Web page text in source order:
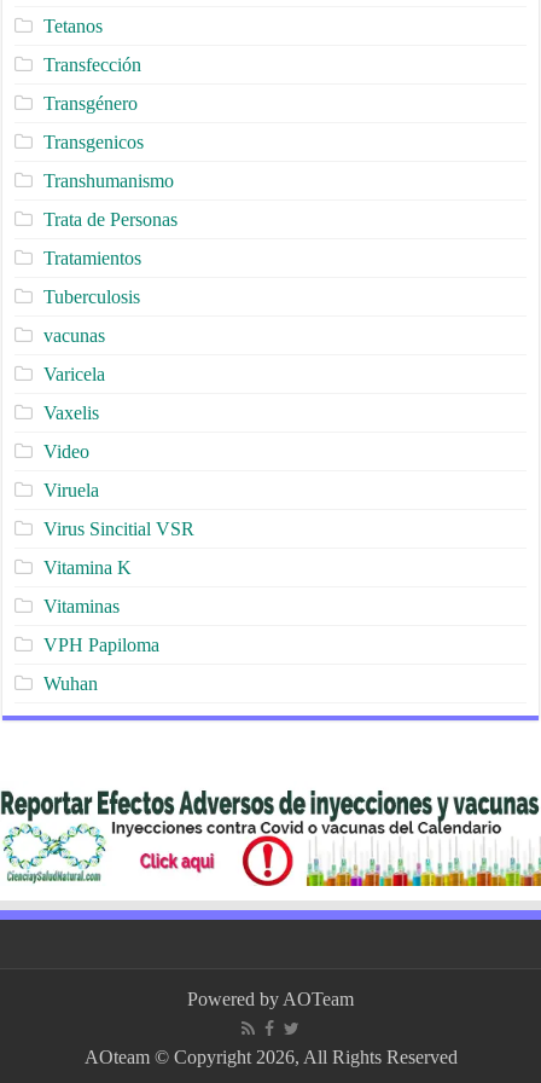
Tetanos
Transfección
Transgénero
Transgenicos
Transhumanismo
Trata de Personas
Tratamientos
Tuberculosis
vacunas
Varicela
Vaxelis
Video
Viruela
Virus Sincitial VSR
Vitamina K
Vitaminas
VPH Papiloma
Wuhan
Powered by AOTeam
AOteam © Copyright 2026, All Rights Reserved